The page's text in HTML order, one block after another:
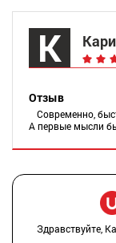
К
Отзыв
Современно,
А первые мысли
Здравствуйте,